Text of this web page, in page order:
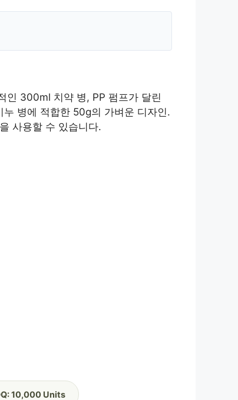
인 300ml 치약 병, PP 펌프가 달린
병에 적합한 50g의 가벼운 디자인.
사용할 수 있습니다.
10,000 Units